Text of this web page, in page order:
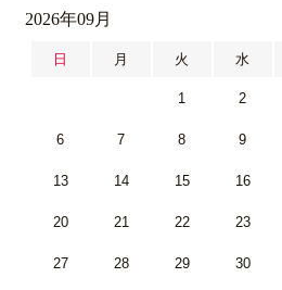
2026年09月
日 月 火 水
1 2
6 7 8 9
13 14 15 16
20 21 22 23
27 28 29 30